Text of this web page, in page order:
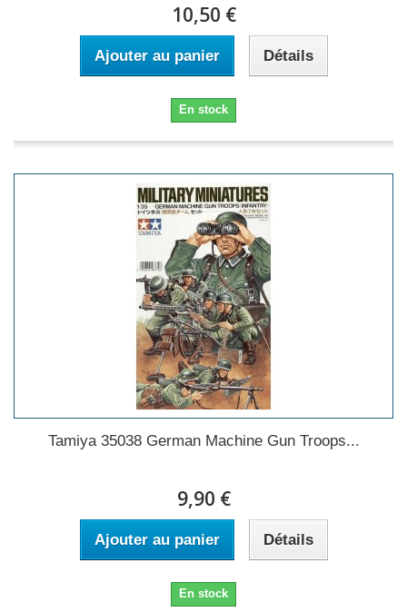
10,50 €
Ajouter au panier Détails
En stock
Tamiya 35038 German Machine Gun Troops...
9,90 €
Ajouter au panier Détails
En stock